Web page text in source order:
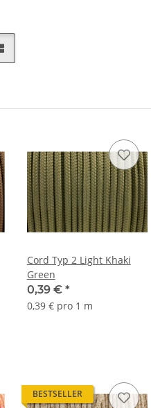
Cord Typ 2 Light Khaki
Green
0,39 € *
0,39 € pro 1 m
BESTSELLER